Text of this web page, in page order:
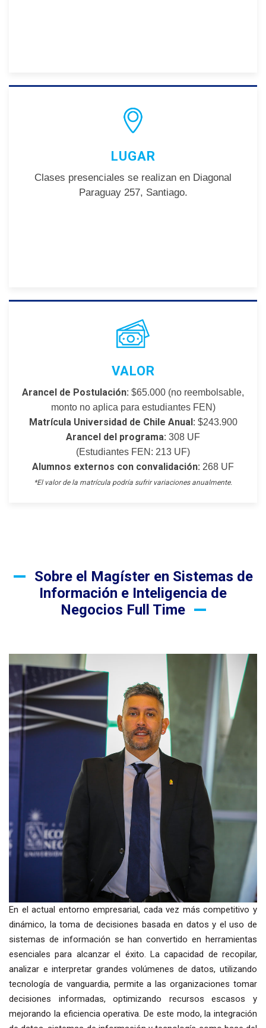
LUGAR
Clases presenciales se realizan en Diagonal
Paraguay 257, Santiago.
VALOR
Arancel de Postulación: $65.000 (no reembolsable,
monto no aplica para estudiantes FEN)
Matrícula Universidad de Chile Anual: $243.900
Arancel del programa: 308 UF
(Estudiantes FEN: 213 UF)
Alumnos externos con convalidación: 268 UF
*El valor de la matrícula podría sufrir variaciones anualmente.
Sobre el Magíster en Sistemas de
Información e Inteligencia de
Negocios Full Time
En el actual entorno empresarial, cada vez más competitivo y
dinámico, la toma de decisiones basada en datos y el uso de
sistemas de información se han convertido en herramientas
esenciales para alcanzar el éxito. La capacidad de recopilar,
analizar e interpretar grandes volúmenes de datos, utilizando
tecnología de vanguardia, permite a las organizaciones tomar
decisiones informadas, optimizando recursos escasos y
mejorando la eficiencia operativa. De este modo, la integración